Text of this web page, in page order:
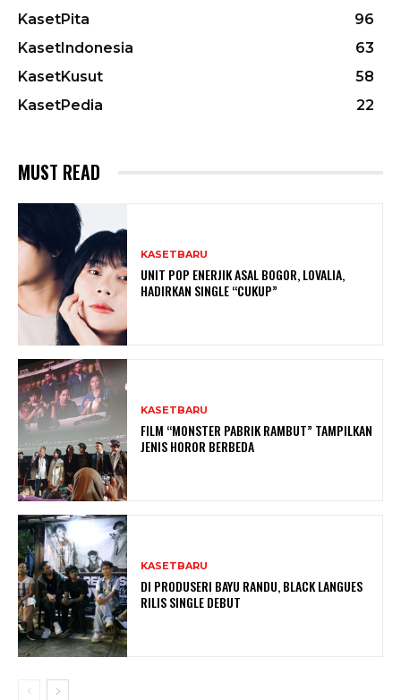
KasetPita
96
KasetIndonesia
63
KasetKusut
58
KasetPedia
22
MUST READ
KASETBARU
UNIT POP ENERJIK ASAL BOGOR, LOVALIA,
HADIRKAN SINGLE “CUKUP”
KASETBARU
FILM “MONSTER PABRIK RAMBUT” TAMPILKAN
JENIS HOROR BERBEDA
KASETBARU
DI PRODUSERI BAYU RANDU, BLACK LANGUES
RILIS SINGLE DEBUT